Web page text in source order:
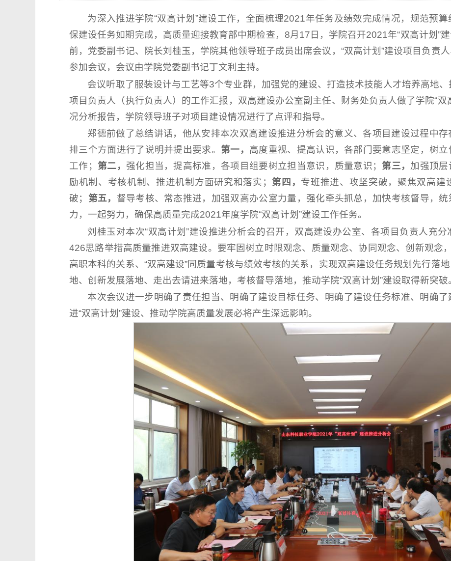
为深入推进学院“双高计划”建设工作，全面梳理2021年任务及绩效完成情况，规范预
保建设任务如期完成，高质量迎接教育部中期检查，8月17日，学院召开2021年“双高计划”
前，党委副书记、院长刘桂玉，学院其他领导班子成员出席会议，“双高计划”建设项目负责
参加会议，会议由学院党委副书记丁文利主持。
会议听取了服装设计与工艺等3个专业群，加强党的建设、打造技术技能人才培养高地
项目负责人（执行负责人）的工作汇报，双高建设办公室副主任、财务处负责人做了学院“双
况分析报告，学院领导班子对项目建设情况进行了点评和指导。
郑德前做了总结讲话，他从安排本次双高建设推进分析会的意义、各项目建设过程中
排三个方面进行了说明并提出要求。第一， 高度重视、提高认识，各部门要意志坚定，树
工作； 第二， 强化担当，提高标准，各项目组要树立担当意识，质量意识；第三， 加强顶层
励机制、考核机制、推进机制方面研究和落实； 第四， 专班推进、攻坚突破，聚焦双高建
破； 第五， 督导考核、常态推进，加强双高办公室力量，强化牵头抓总，加快考核督导，
力，一起努力，确保高质量完成2021年度学院“双高计划”建设工作任务。
刘桂玉对本次“双高计划”建设推进分析会的召开，双高建设办公室、各项目负责人充
426思路举措高质量推进双高建设。要牢固树立时限观念、质量观念、协同观念、创新观念
高职本科的关系、“双高建设”同质量考核与绩效考核的关系，实现双高建设任务规划先行落
地、创新发展落地、走出去请进来落地，考核督导落地，推动学院“双高计划”建设取得新突破
本次会议进一步明确了责任担当、明确了建设目标任务、明确了建设任务标准、明确
进“双高计划”建设、推动学院高质量发展必将产生深远影响。